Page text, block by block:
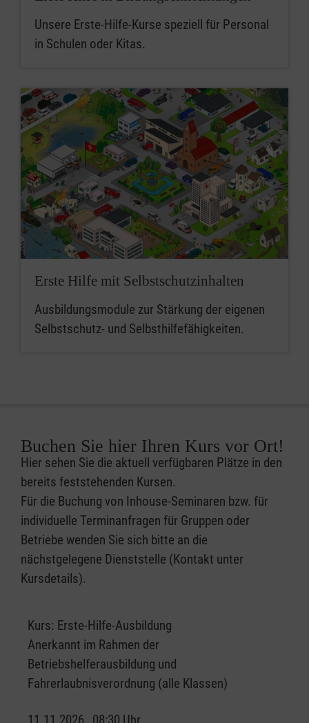
Unsere Erste-Hilfe-Kurse speziell für Personal
in Schulen oder Kitas.
Erste Hilfe mit Selbstschutzinhalten
Ausbildungsmodule zur Stärkung der eigenen
Selbstschutz- und Selbsthilfefähigkeiten.
Buchen Sie hier Ihren Kurs vor Ort!
Hier sehen Sie die aktuell verfügbaren Plätze in den
bereits feststehenden Kursen.
Für die Buchung von Inhouse-Seminaren bzw. für
individuelle Terminanfragen für Gruppen oder
Betriebe wenden Sie sich bitte an die
nächstgelegene Dienststelle (Kontakt unter
Kursdetails).
Kurs: Erste-Hilfe-Ausbildung
Anerkannt im Rahmen der
Betriebshelferausbildung und
Fahrerlaubnisverordnung (alle Klassen)